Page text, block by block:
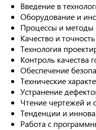
Введение в
Оборудование и
Процессы и методы
Качество и
Технология
Контроль качества
Обеспечение
Технические
Устранение
Чтение чертежей и
Тенденции и
Работа с